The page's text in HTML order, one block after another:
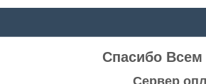
Спасибо Всем
Сервер